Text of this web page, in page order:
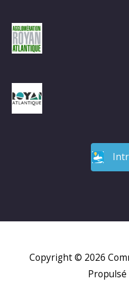
Copyright © 2026